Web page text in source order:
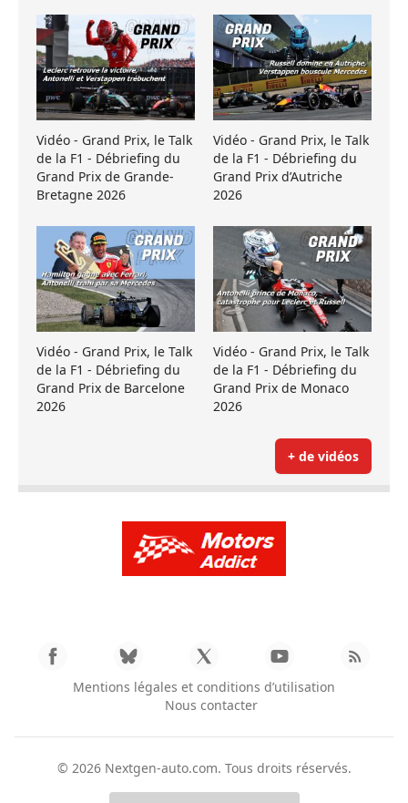
Vidéo - Grand Prix, le Talk
de la F1 - Débriefing du
Grand Prix de Grande-
Bretagne 2026
Vidéo - Grand Prix, le Talk
de la F1 - Débriefing du
Grand Prix d’Autriche
2026
Vidéo - Grand Prix, le Talk
de la F1 - Débriefing du
Grand Prix de Barcelone
2026
Vidéo - Grand Prix, le Talk
de la F1 - Débriefing du
Grand Prix de Monaco
2026
+ de vidéos
Mentions légales et conditions d’utilisation
Nous contacter
© 2026 Nextgen-auto.com. Tous droits réservés.